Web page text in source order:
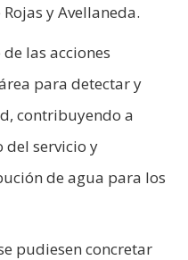
y Avellaneda.
las acciones
para detectar y
contribuyendo a
servicio y
de agua para los
pudiesen concretar